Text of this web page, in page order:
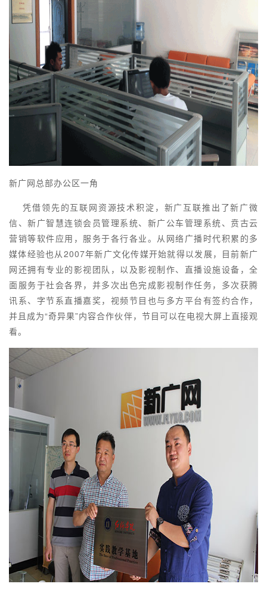
新广网总部办公区一角
凭借领先的互联网资源技术积淀，新广互联推出了新广微
信、新广智慧连锁会员管理系统、新广公车管理系统、贲古云
营销等软件应用，服务于各行各业。从网络广播时代积累的多
媒体经验也从2007年新广文化传媒开始就得以发展，目前新广
网还拥有专业的影视团队，以及影视制作、直播设施设备，全
面服务于社会各界，并多次出色完成影视制作任务，多次获腾
讯系、字节系直播嘉奖，视频节目也与多方平台有签约合作，
并且成为“奇异果”内容合作伙伴，节目可以在电视大屏上直接观
看。